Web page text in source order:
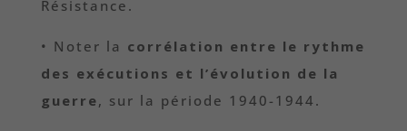
Résistance.
• Noter la corrélation entre le rythme
des exécutions et l’évolution de la
guerre, sur la période 1940-1944.